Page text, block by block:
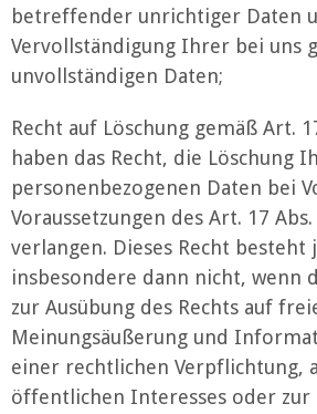
betreffender unrichtiger Daten
Vervollständigung Ihrer bei uns
unvollständigen Daten;
Recht auf Löschung gemäß Art.
haben das Recht, die Löschung
personenbezogenen Daten bei
Voraussetzungen des Art. 17 Abs.
verlangen. Dieses Recht besteht
insbesondere dann nicht, wenn
zur Ausübung des Rechts auf
Meinungsäußerung und
einer rechtlichen Verpflichtung,
öffentlichen Interesses oder zur